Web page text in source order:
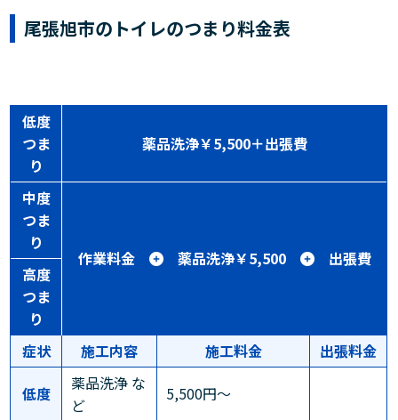
尾張旭市のトイレのつまり料金表
低度
つま
り
薬品洗浄￥5,500＋出張費
中度
つま
り
作業料金 薬品洗浄￥5,500 出張費
高度
つま
り
症状
施工内容 施工料金
出張料金
低度
薬品洗浄 な
ど
5,500円～